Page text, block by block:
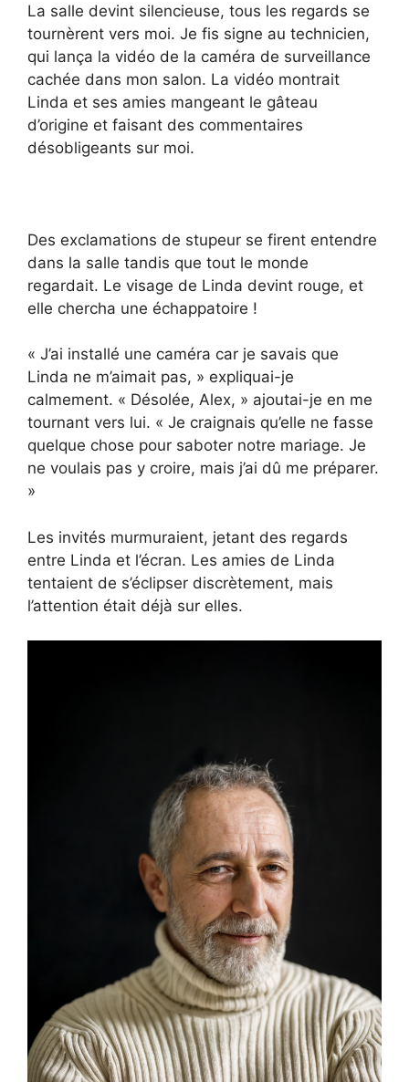
La salle devint silencieuse, tous les regards se
tournèrent vers moi. Je fis signe au technicien,
qui lança la vidéo de la caméra de surveillance
cachée dans mon salon. La vidéo montrait
Linda et ses amies mangeant le gâteau
d’origine et faisant des commentaires
désobligeants sur moi.
Des exclamations de stupeur se firent entendre
dans la salle tandis que tout le monde
regardait. Le visage de Linda devint rouge, et
elle chercha une échappatoire !
« J’ai installé une caméra car je savais que
Linda ne m’aimait pas, » expliquai-je
calmement. « Désolée, Alex, » ajoutai-je en me
tournant vers lui. « Je craignais qu’elle ne fasse
quelque chose pour saboter notre mariage. Je
ne voulais pas y croire, mais j’ai dû me préparer.
»
Les invités murmuraient, jetant des regards
entre Linda et l’écran. Les amies de Linda
tentaient de s’éclipser discrètement, mais
l’attention était déjà sur elles.